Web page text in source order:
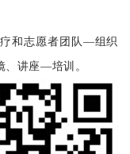
和志愿者团队—组织
讲座—培训。